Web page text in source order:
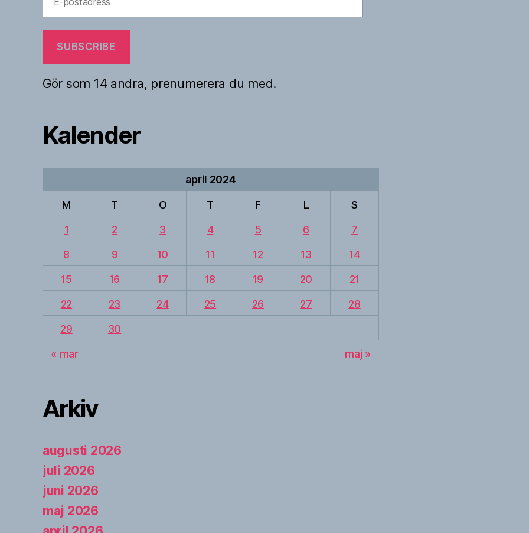
postadress
SUBSCRIBE
Gör som 14 andra, prenumerera du med.
Kalender
april 2024
M T O T F L
S
1
2 3 4 5 6
7
8
9 10 11 12 13
14
15
16 17 18 19 20
21
22
23 24 25 26 27
28
29
30
« mar
maj »
Arkiv
augusti 2026
juli 2026
juni 2026
maj 2026